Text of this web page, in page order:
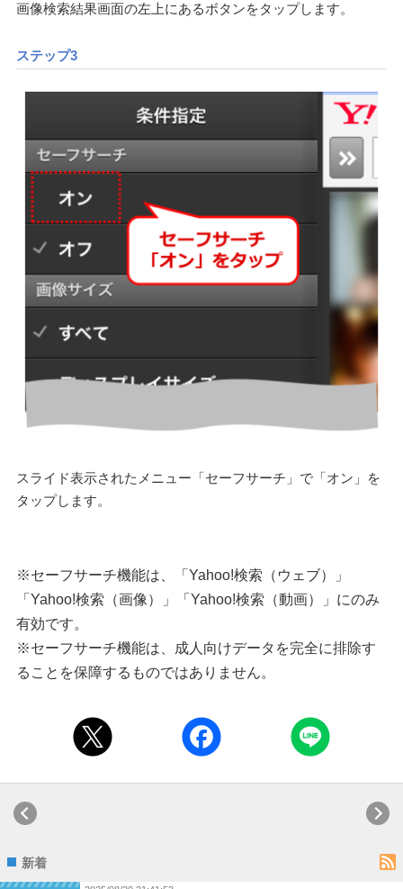
画像検索結果画面の左上にあるボタンをタップします。
ステップ3
スライド表示されたメニュー「セーフサーチ」で「オン」を
タップします。
※セーフサーチ機能は、「Yahoo!検索（ウェブ）」
「Yahoo!検索（画像）」「Yahoo!検索（動画）」にのみ
有効です。
※セーフサーチ機能は、成人向けデータを完全に排除す
ることを保障するものではありません。
新着